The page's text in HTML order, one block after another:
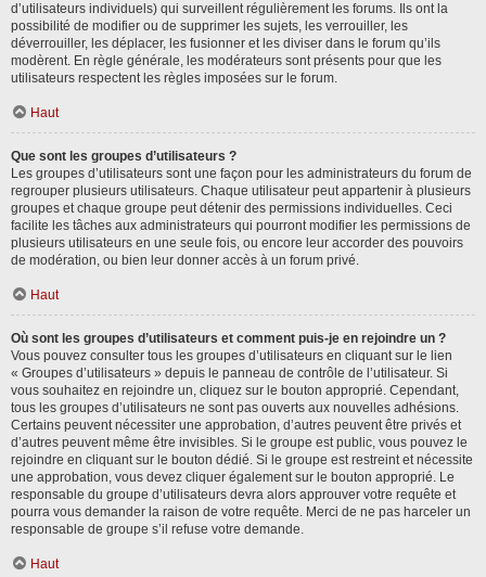
d’utilisateurs individuels) qui surveillent régulièrement les forums. Ils ont la
possibilité de modifier ou de supprimer les sujets, les verrouiller, les
déverrouiller, les déplacer, les fusionner et les diviser dans le forum qu’ils
modèrent. En règle générale, les modérateurs sont présents pour que les
utilisateurs respectent les règles imposées sur le forum.
Haut
Que sont les groupes d’utilisateurs ?
Les groupes d’utilisateurs sont une façon pour les administrateurs du forum de
regrouper plusieurs utilisateurs. Chaque utilisateur peut appartenir à plusieurs
groupes et chaque groupe peut détenir des permissions individuelles. Ceci
facilite les tâches aux administrateurs qui pourront modifier les permissions de
plusieurs utilisateurs en une seule fois, ou encore leur accorder des pouvoirs
de modération, ou bien leur donner accès à un forum privé.
Haut
Où sont les groupes d’utilisateurs et comment puis-je en rejoindre un ?
Vous pouvez consulter tous les groupes d’utilisateurs en cliquant sur le lien
« Groupes d’utilisateurs » depuis le panneau de contrôle de l’utilisateur. Si
vous souhaitez en rejoindre un, cliquez sur le bouton approprié. Cependant,
tous les groupes d’utilisateurs ne sont pas ouverts aux nouvelles adhésions.
Certains peuvent nécessiter une approbation, d’autres peuvent être privés et
d’autres peuvent même être invisibles. Si le groupe est public, vous pouvez le
rejoindre en cliquant sur le bouton dédié. Si le groupe est restreint et nécessite
une approbation, vous devez cliquer également sur le bouton approprié. Le
responsable du groupe d’utilisateurs devra alors approuver votre requête et
pourra vous demander la raison de votre requête. Merci de ne pas harceler un
responsable de groupe s’il refuse votre demande.
Haut